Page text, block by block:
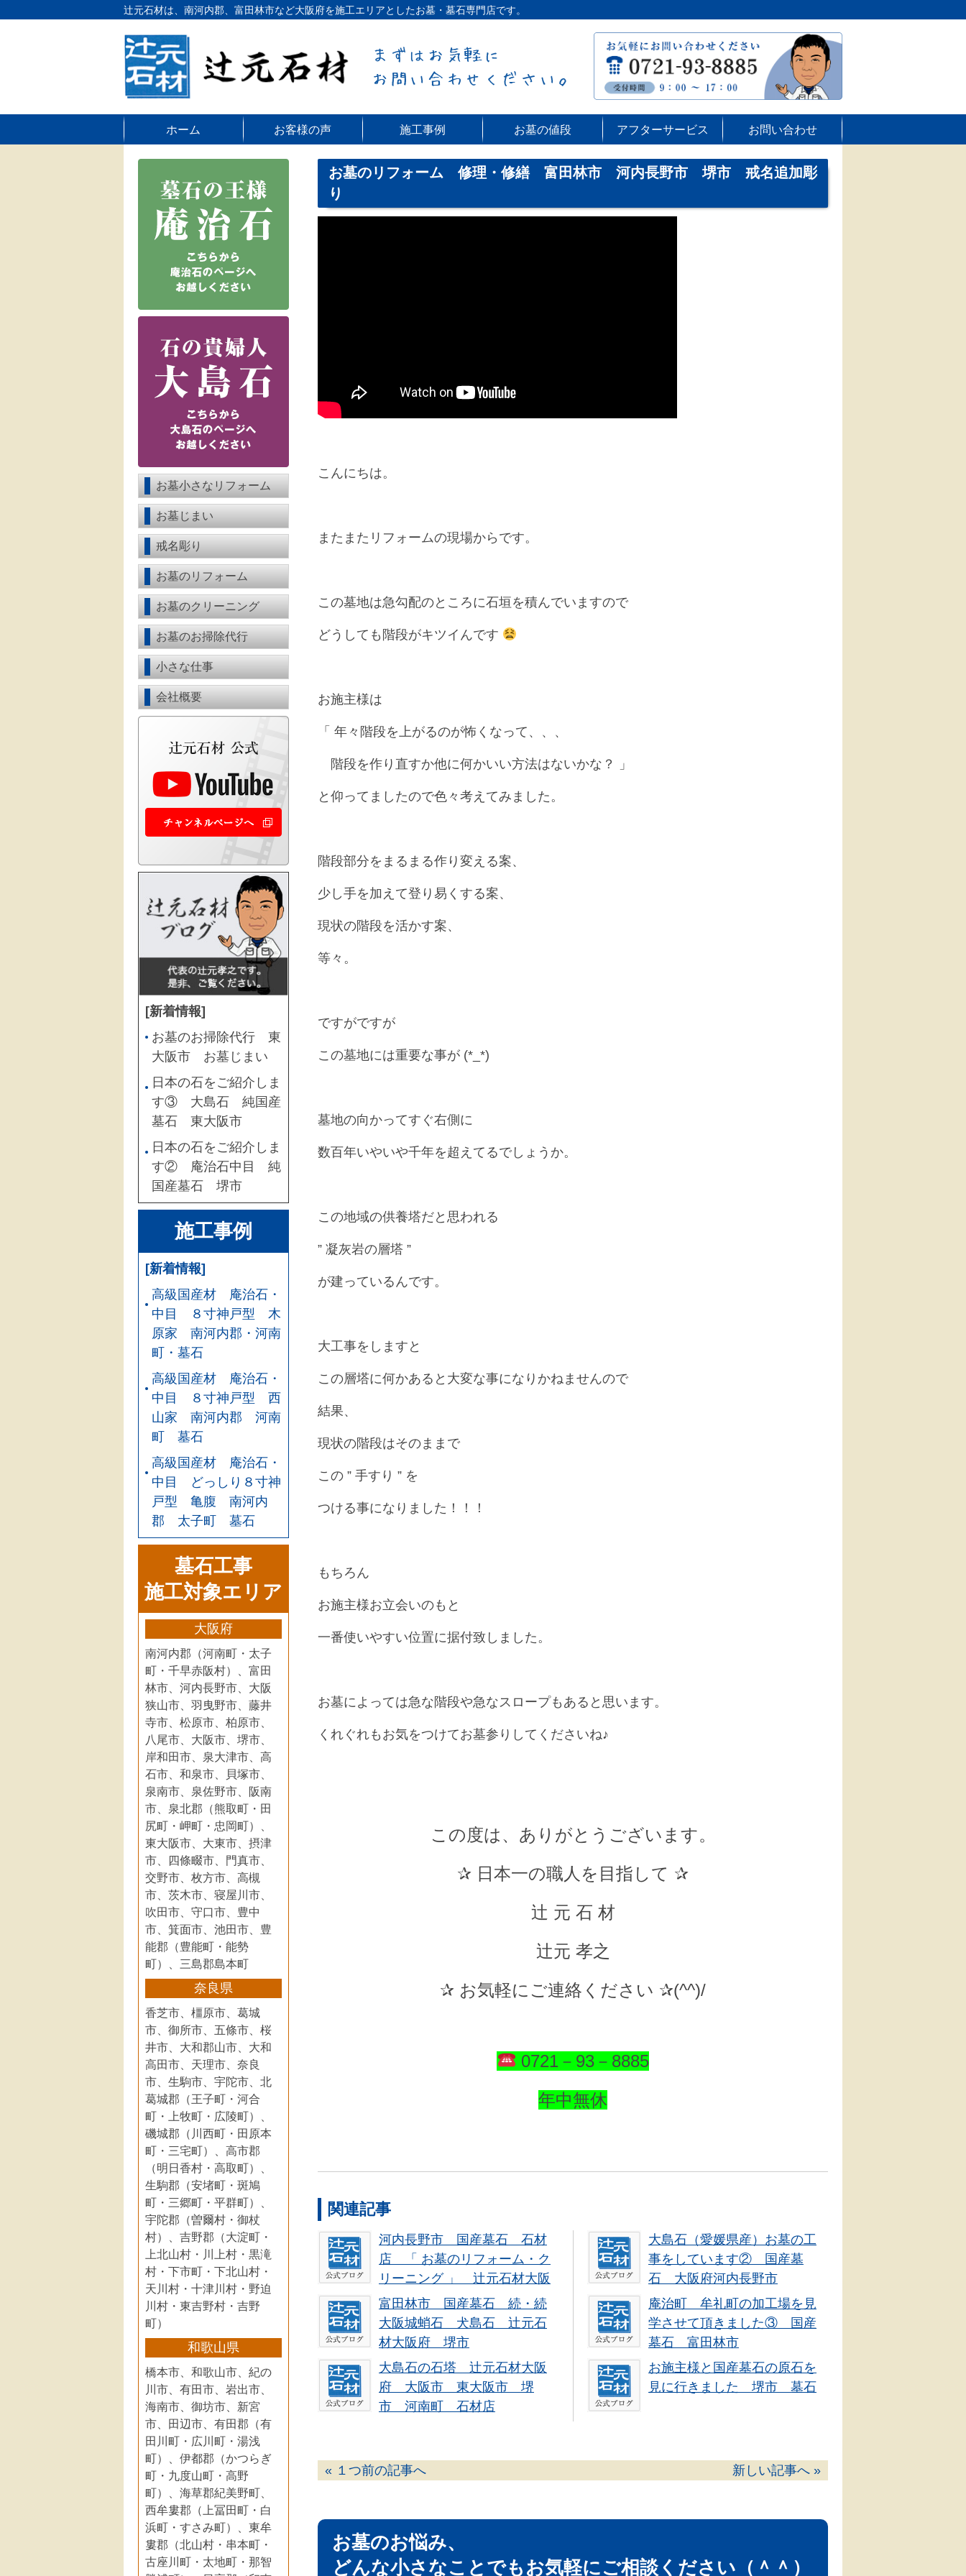
辻󠄀元石材は、南河内郡、富田林市など大阪府を施工エリアとしたお墓・墓石専門店です。
ホーム お客様の声 施工事例 お墓の値段 アフターサービス お問い合わせ
お墓のリフォーム 修理・修繕 富田林市 河内長野市 堺市 戒名追加彫
り
こんにちは。
またまたリフォームの現場からです。
この墓地は急勾配のところに石垣を積んでいますので
どうしても階段がキツイんです
お施主様は
「 年々階段を上がるのが怖くなって、、、
階段を作り直すか他に何かいい方法はないかな？ 」
と仰ってましたので色々考えてみました。
階段部分をまるまる作り変える案、
少し手を加えて登り易くする案、
現状の階段を活かす案、
等々。
ですがですが
この墓地には重要な事が (*_*)
墓地の向かってすぐ右側に
数百年いやいや千年を超えてるでしょうか。
この地域の供養塔だと思われる
” 凝灰岩の層塔 ”
が建っているんです。
大工事をしますと
この層塔に何かあると大変な事になりかねませんので
結果、
現状の階段はそのままで
この ” 手すり ” を
つける事になりました！！！
もちろん
お施主様お立会いのもと
一番使いやすい位置に据付致しました。
お墓によっては急な階段や急なスロープもあると思います。
くれぐれもお気をつけてお墓参りしてくださいね♪
この度は、ありがとうございます。
✰ 日本一の職人を目指して ✰
辻 元 石 材
辻元 孝之
✰ お気軽にご連絡ください ✰(^^)/
0721－93－8885
年中無休
関連記事
河内長野市 国産墓石 石材
店 「 お墓のリフォーム・ク
リーニング 」 辻元石材大阪
府 戒名追加彫り富田林市 国産墓石 続・続
大阪城蛸石 犬島石 辻元石
材大阪府 堺市
大島石の石塔 辻元石材大阪
府 大阪市 東大阪市 堺
市 河南町 石材店
大島石（愛媛県産）お墓の工
事をしています② 国産墓
石 大阪府河内長野市
庵治町 牟礼町の加工場を見
学させて頂きました③ 国産
墓石 富田林市
お施主様と国産墓石の原石を
見に行きました 堺市 墓石
« １つ前の記事へ 新しい記事へ »
お墓のお悩み、
どんな小さなことでもお気軽にご相談ください（＾＾）
お墓小さなリフォーム
お墓じまい
戒名彫り
お墓のリフォーム
お墓のクリーニング
お墓のお掃除代行
小さな仕事
会社概要
[新着情報]
お墓のお掃除代行 東
大阪市 お墓じまい
日本の石をご紹介しま
す③ 大島石 純国産
墓石 東大阪市
日本の石をご紹介しま
す② 庵治石中目 純
国産墓石 堺市
施工事例
[新着情報]
高級国産材 庵治石・
中目 ８寸神戸型 木
原家 南河内郡・河南
町・墓石
高級国産材 庵治石・
中目 ８寸神戸型 西
山家 南河内郡 河南
町 墓石
高級国産材 庵治石・
中目 どっしり８寸神
戸型 亀腹 南河内
郡 太子町 墓石
墓石工事
施工対象エリア
大阪府
南河内郡（河南町・太子
町・千早赤阪村）、富田
林市、河内長野市、大阪
狭山市、羽曳野市、藤井
寺市、松原市、柏原市、
八尾市、大阪市、堺市、
岸和田市、泉大津市、高
石市、和泉市、貝塚市、
泉南市、泉佐野市、阪南
市、泉北郡（熊取町・田
尻町・岬町・忠岡町）、
東大阪市、大東市、摂津
市、四條畷市、門真市、
交野市、枚方市、高槻
市、茨木市、寝屋川市、
吹田市、守口市、豊中
市、箕面市、池田市、豊
能郡（豊能町・能勢
町）、三島郡島本町
奈良県
香芝市、橿原市、葛城
市、御所市、五條市、桜
井市、大和郡山市、大和
高田市、天理市、奈良
市、生駒市、宇陀市、北
葛城郡（王子町・河合
町・上牧町・広陵町）、
磯城郡（川西町・田原本
町・三宅町）、高市郡
（明日香村・高取町）、
生駒郡（安堵町・斑鳩
町・三郷町・平群町）、
宇陀郡（曽爾村・御杖
村）、吉野郡（大淀町・
上北山村・川上村・黒滝
村・下市町・下北山村・
天川村・十津川村・野迫
川村・東吉野村・吉野
町）
和歌山県
橋本市、和歌山市、紀の
川市、有田市、岩出市、
海南市、御坊市、新宮
市、田辺市、有田郡（有
田川町・広川町・湯浅
町）、伊都郡（かつらぎ
町・九度山町・高野
町）、海草郡紀美野町、
西牟婁郡（上冨田町・白
浜町・すさみ町）、東牟
婁郡（北山村・串本町・
古座川町・太地町・那智